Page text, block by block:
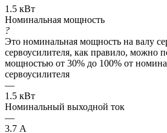
1.5 кВт
Номинальная мощность
?
Это номинальная мощность на валу
сервоусилителя, как правило, можно
мощностью от 30% до 100% от
сервоусилителя
—
1.5 кВт
Номинальный выходной ток
—
3.7 А